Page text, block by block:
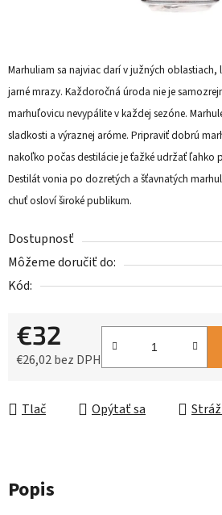
Marhuliam sa najviac darí v južných oblastiach,
jarné mrazy. Každoročná úroda nie je
marhuľovicu nevypálite v každej sezóne.
sladkosti a výraznej aróme. Pripraviť dobrú
nakoľko počas destilácie je ťažké udržať ľahko
Destilát vonia po dozretých a šťavnatých
chuť osloví široké publikum.
Dostupnosť
Môžeme doručiť do:
Kód:
€32
€26,02 bez DPH
Tlač Opýtať sa
Popis